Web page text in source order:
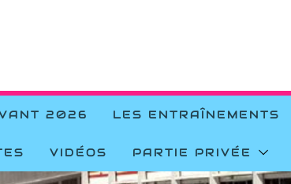
2026 LES ENTRAÎNEMENTS
VIDÉOS PARTIE PRIVÉE